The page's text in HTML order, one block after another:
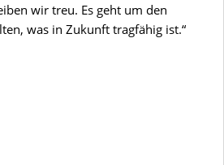
wir treu. Es geht um den
was in Zukunft tragfähig ist.“